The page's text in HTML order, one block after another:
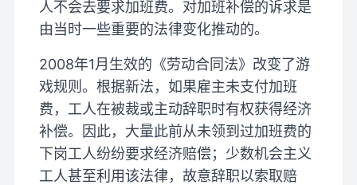
人不会去要求加班费。对加班补偿的诉求是
由当时一些重要的法律变化推动的。
2008年1月生效的《劳动合同法》改变了游
戏规则。根据新法，如果雇主未支付加班
费，工人在被裁或主动辞职时有权获得经济
补偿。因此，大量此前从未领到过加班费的
下岗工人纷纷要求经济赔偿；少数机会主义
工人甚至利用该法律，故意辞职以索取赔